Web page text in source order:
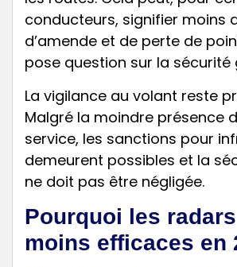
conducteurs, signifier moins
d’amende et de perte de
pose question sur la sécurité
La vigilance au volant reste
Malgré la moindre présence
service, les sanctions pour
demeurent possibles et la
ne doit pas être négligée.
Pourquoi les
moins efficaces en